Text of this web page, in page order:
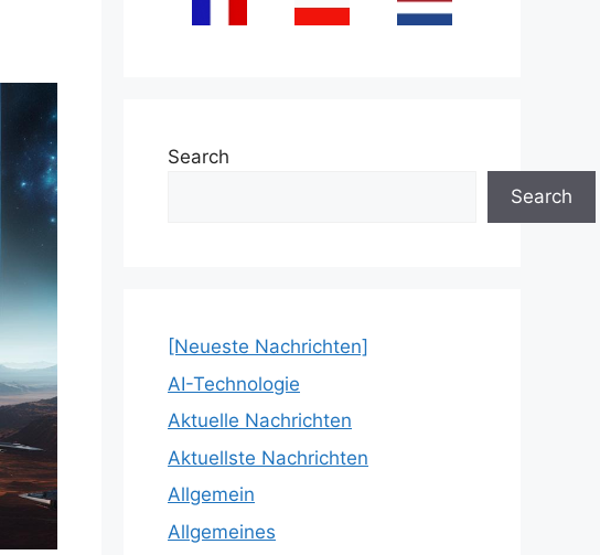
Search
Search
[Neueste Nachrichten]
AI-Technologie
Aktuelle Nachrichten
Aktuellste Nachrichten
Allgemein
Allgemeines